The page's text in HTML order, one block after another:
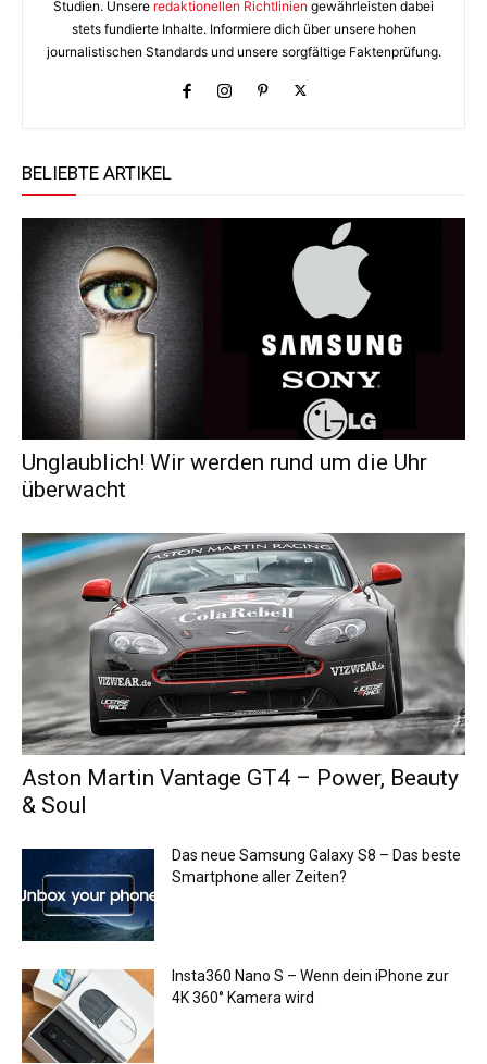
Studien. Unsere redaktionellen Richtlinien gewährleisten dabei
stets fundierte Inhalte. Informiere dich über unsere hohen
journalistischen Standards und unsere sorgfältige Faktenprüfung.
BELIEBTE ARTIKEL
Unglaublich! Wir werden rund um die Uhr
überwacht
Aston Martin Vantage GT4 – Power, Beauty
& Soul
Das neue Samsung Galaxy S8 – Das beste
Smartphone aller Zeiten?
Insta360 Nano S – Wenn dein iPhone zur
4K 360° Kamera wird